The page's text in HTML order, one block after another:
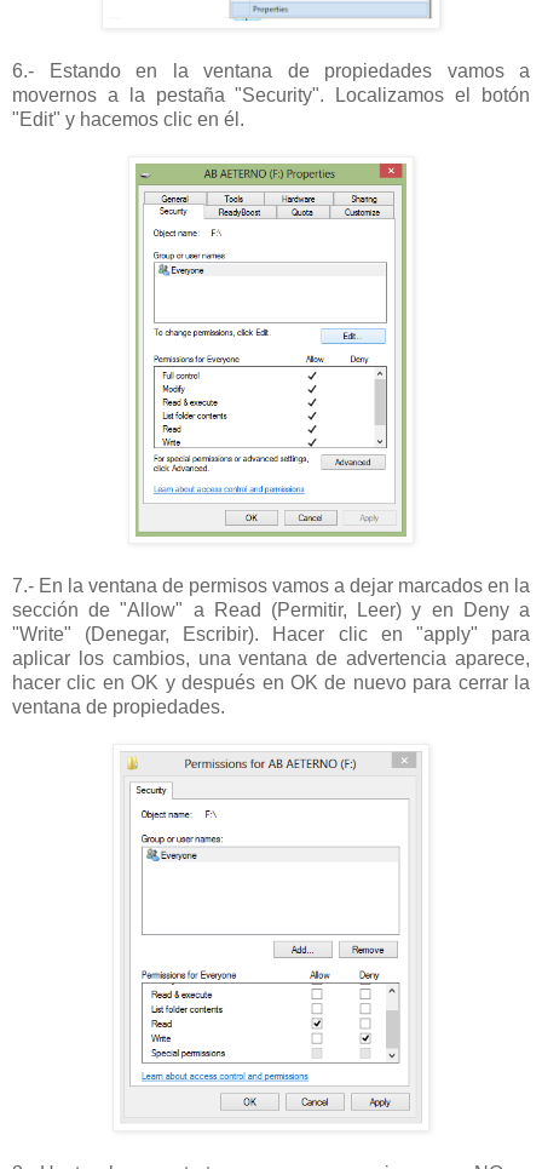
6.- Estando en la ventana de propiedades vamos a
movernos a la pestaña "Security". Localizamos el botón
"Edit" y hacemos clic en él.
7.- En la ventana de permisos vamos a dejar marcados en la
sección de "Allow" a Read (Permitir, Leer) y en Deny a
"Write" (Denegar, Escribir). Hacer clic en "apply" para
aplicar los cambios, una ventana de advertencia aparece,
hacer clic en OK y después en OK de nuevo para cerrar la
ventana de propiedades.